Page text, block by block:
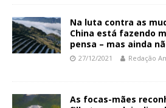
Na luta contra as
China está fazendo
pensa – mas ainda
27/12/2021 Redação
As focas-mães